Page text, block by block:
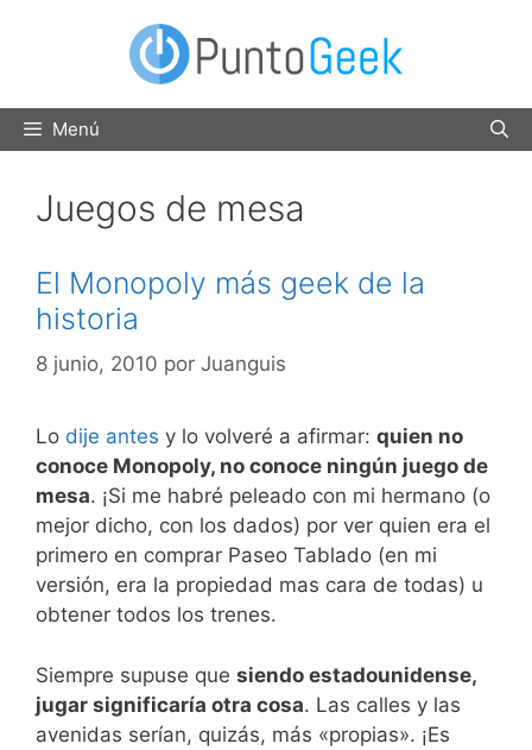
Menú
Juegos de mesa
El Monopoly más geek de la
historia
8 junio, 2010 por Juanguis
Lo dije antes y lo volveré a afirmar: quien no
conoce Monopoly, no conoce ningún juego de
mesa. ¡Si me habré peleado con mi hermano (o
mejor dicho, con los dados) por ver quien era el
primero en comprar Paseo Tablado (en mi
versión, era la propiedad mas cara de todas) u
obtener todos los trenes.
Siempre supuse que siendo estadounidense,
jugar significaría otra cosa. Las calles y las
avenidas serían, quizás, más «propias». ¡Es